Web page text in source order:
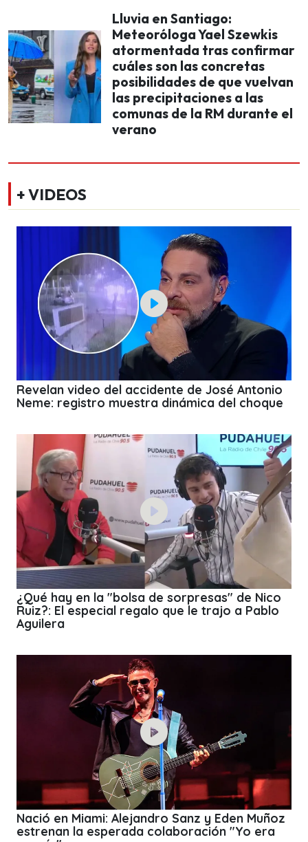
Lluvia en Santiago:
Meteoróloga Yael Szewkis
atormentada tras confirmar
cuáles son las concretas
posibilidades de que vuelvan
las precipitaciones a las
comunas de la RM durante el
verano
+ VIDEOS
Revelan video del accidente de José Antonio
Neme: registro muestra dinámica del choque
¿Qué hay en la "bolsa de sorpresas" de Nico
Ruiz?: El especial regalo que le trajo a Pablo
Aguilera
Nació en Miami: Alejandro Sanz y Eden Muñoz
estrenan la esperada colaboración "Yo era